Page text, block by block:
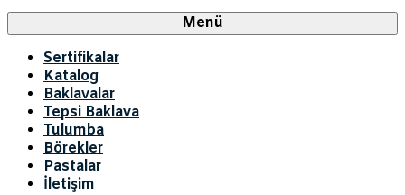
Menü
Sertifikalar
Katalog
Baklavalar
Tepsi Baklava
Tulumba
Börekler
Pastalar
İletişim